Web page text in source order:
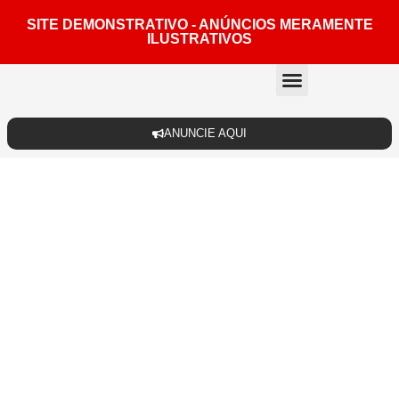
SITE DEMONSTRATIVO - ANÚNCIOS MERAMENTE
ILUSTRATIVOS
ANUNCIE AQUI